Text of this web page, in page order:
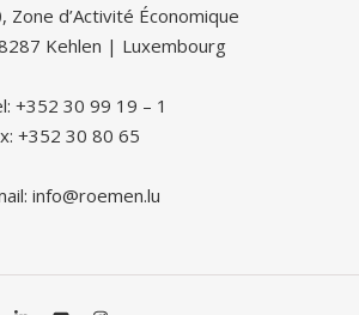
Zone d’Activité Économique
Kehlen | Luxembourg
+352 30 99 19 – 1
+352 30 80 65
info@roemen.lu